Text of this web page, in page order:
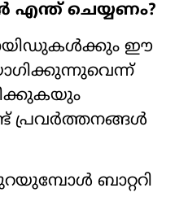
എന്ത് ചെയ്യണം?
ഈ
പ്രവര്‍ത്തനങ്ങള്‍
ബാറ്ററി